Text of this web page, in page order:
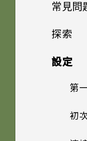
常見問
探索
RE
SD
電
設定
第
初